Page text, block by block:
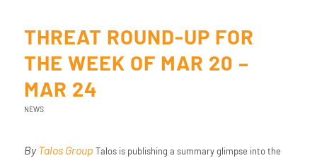
THREAT ROUND-UP FOR
THE WEEK OF MAR 20 –
MAR 24
NEWS
ByTalos Group Talos is publishing a summary glimpse into the